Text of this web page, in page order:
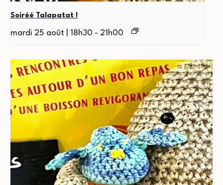
Soiréé Talapatat !
mardi 25 août | 18h30 - 21h00